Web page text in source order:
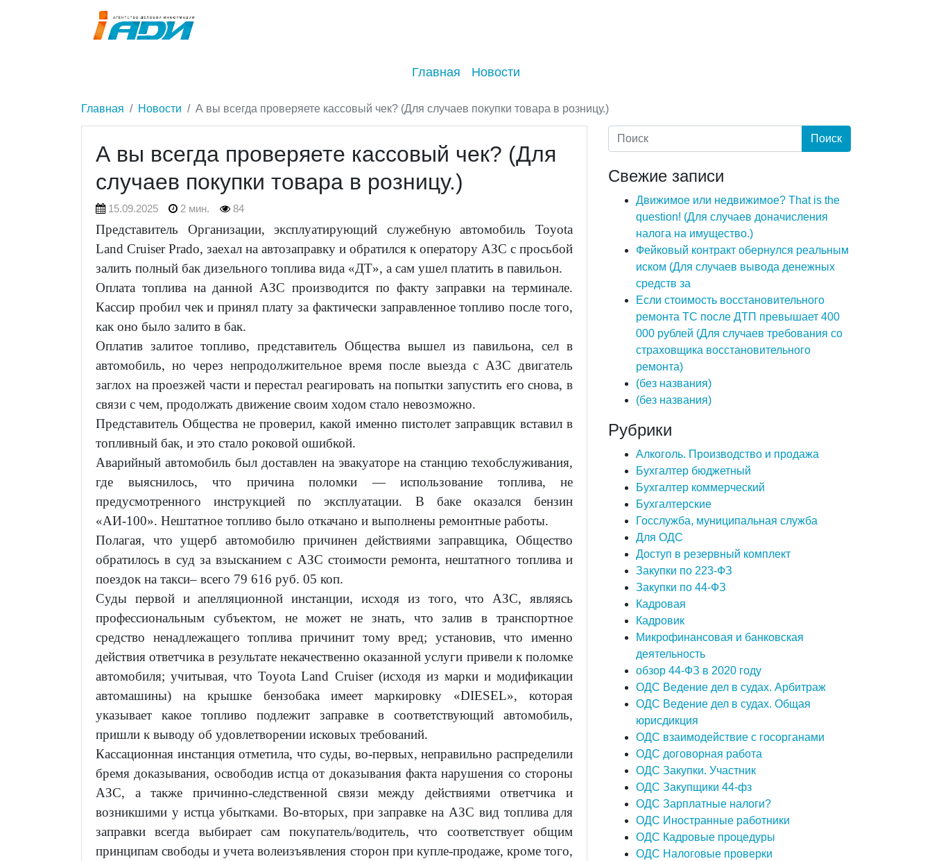
Главная Новости
Главная Новости А вы всегда проверяете кассовый чек? (Для случаев покупки товара в розницу.)
А вы всегда проверяете кассовый чек? (Для
случаев покупки товара в розницу.)
15.09.2025 2 мин. 84
Представитель Организации, эксплуатирующий служебную автомобиль Toyota
Land Cruiser Prado, заехал на автозаправку и обратился к оператору АЗС с просьбой
залить полный бак дизельного топлива вида «ДТ», а сам ушел платить в павильон.
Оплата топлива на данной АЗС производится по факту заправки на терминале.
Кассир пробил чек и принял плату за фактически заправленное топливо после того,
как оно было залито в бак.
Оплатив залитое топливо, представитель Общества вышел из павильона, сел в
автомобиль, но через непродолжительное время после выезда с АЗС двигатель
заглох на проезжей части и перестал реагировать на попытки запустить его снова, в
связи с чем, продолжать движение своим ходом стало невозможно.
Представитель Общества не проверил, какой именно пистолет заправщик вставил в
топливный бак, и это стало роковой ошибкой.
Аварийный автомобиль был доставлен на эвакуаторе на станцию техобслуживания,
где выяснилось, что причина поломки — использование топлива, не
предусмотренного инструкцией по эксплуатации. В баке оказался бензин
«АИ-100». Нештатное топливо было откачано и выполнены ремонтные работы.
Полагая, что ущерб автомобилю причинен действиями заправщика, Общество
обратилось в суд за взысканием с АЗС стоимости ремонта, нештатного топлива и
поездок на такси– всего 79 616 руб. 05 коп.
Суды первой и апелляционной инстанции, исходя из того, что АЗС, являясь
профессиональным субъектом, не может не знать, что залив в транспортное
средство ненадлежащего топлива причинит тому вред; установив, что именно
действия ответчика в результате некачественно оказанной услуги привели к поломке
автомобиля; учитывая, что Toyota Land Cruiser (исходя из марки и модификации
автомашины) на крышке бензобака имеет маркировку «DIESEL», которая
указывает какое топливо подлежит заправке в соответствующий автомобиль,
пришли к выводу об удовлетворении исковых требований.
Кассационная инстанция отметила, что суды, во-первых, неправильно распределили
бремя доказывания, освободив истца от доказывания факта нарушения со стороны
АЗС, а также причинно-следственной связи между действиями ответчика и
возникшими у истца убытками. Во-вторых, при заправке на АЗС вид топлива для
заправки всегда выбирает сам покупатель/водитель, что соответствует общим
принципам свободы и учета волеизъявления сторон при купле-продаже, кроме того,
Свежие записи
Движимое или недвижимое? That is the
question! (Для случаев доначисления
налога на имущество.)
Фейковый контракт обернулся реальным
иском (Для случаев вывода денежных
средств за
Если стоимость восстановительного
ремонта ТС после ДТП превышает 400
000 рублей (Для случаев требования со
страховщика восстановительного
ремонта)
(без названия)
(без названия)
Рубрики
Алкоголь. Производство и продажа
Бухгалтер бюджетный
Бухгалтер коммерческий
Бухгалтерские
Госслужба, муниципальная служба
Для ОДС
Доступ в резервный комплект
Закупки по 223-ФЗ
Закупки по 44-ФЗ
Кадровая
Кадровик
Микрофинансовая и банковская
деятельность
обзор 44-ФЗ в 2020 году
ОДС Ведение дел в судах. Арбитраж
ОДС Ведение дел в судах. Общая
юрисдикция
ОДС взаимодействие с госорганами
ОДС договорная работа
ОДС Закупки. Участник
ОДС Закупщики 44-фз
ОДС Зарплатные налоги?
ОДС Иностранные работники
ОДС Кадровые процедуры
ОДС Налоговые проверки